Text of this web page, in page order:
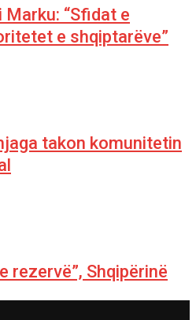
Marku: “Sfidat e
e shqiptarëve”
takon komunitetin
rezervë”, Shqipërinë